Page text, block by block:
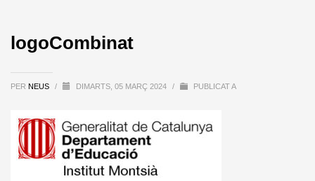
logoCombinat
PER NEUS / DIMARTS, 05 MARÇ 2024 / PUBLICAT A